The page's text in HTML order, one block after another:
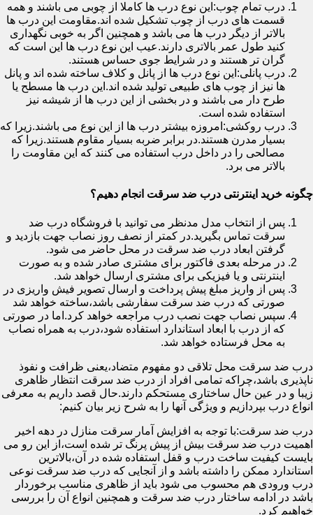
درب تمام چوب:این نوع درب ها کاملا از چوبی می باشند و همه
قسمت های درب از چوب تشکیل شده اند.مقاومت این درب ها
بالاتر از دیگر درب ها می باشد و همچنین اگر به خوبی نگهداری
کنید طول عمر بالاتری دارند.عیب این نوع درب ها این است که
گران تر هستند و در شرایط جوی حساس هستند.
درب پانلی:این نوع درب ها از پانل و کلاف ساخته شده اند و پانل
ها نیز از چوب های طبیعی تولید شده اند.این درب ها مسطح یا
طرح دار می باشند و در بخشی از این درب ها از شیشه نیز
استفاده شده است.
درب روکشی:امروزه بیشتر درب ها از این نوع می باشند.زیرا که
بسیار مدرن هستند.در برابر ضربه بسیار مقاوم هستند.زیرا که
مصالحی را در داخل درب استفاده می کنند که این مقاومت را
بالاتر می برد.
چگونه خرید اینترنتی درب ضد سرقت انجام دهیم؟
پس از انتخاب مدل مدنظر می توانید با فروشگاه درب ضد
سرقت تماس بگیرید.در کمتر از نصف روز نصاب جهت بازدید و
گرفتن ابعاد درب ضد سرقت در محل حاضر می شود.
در مرحله بعدی فاکتور برای مشتری صادر شده و به صورت
اینترنتی و یا فیزیکی برای مشتری ارسال خواهد شد.
پس از واریز مبلغ پیش پرداخت و ارسال تصویر فیش واریزی در
صورتی که درب ضد سرقت سفارشی باشد،ساخته خواهد شد
سپس نصاب جهت نصب درب مراجعه خواهد کرد.اما در صورتی
که از درب با ابعاد استاندارد استفاده شود،درب به همراه نصاب
به محل فرستاده خواهد شد.
درب ضد سرقت محل تلاقی دو مفهوم متضاد،یعنی ظرافت و نفوذ
ناپذیری باشد،چراکه تمامی افراد از درب ضد سرقت انتظار ظاهری
زیبا و در عین حال ساختاری مستحکم دارند.حال قصد داریم به معرفی
انواع درب بپردازیم و ویژگی آنها را به شرح زیر بیان کنیم:
درب ضد سرقت:با توجه به افزایش آمار سرقت منازل در دهه اخیر
اهمیت درب ضد سرقت بیش از پیش پرنگ تر شده است،از این رو می
بایست کیفیت ساخت درب و قفل استفاده شده در آن،بالاترین
استاندارد ممکن را داشته باشد و از آنجایی که درب ضد سرقت نوعی
درب ورودی هم محسوب می شود باید از ظاهری مناسب برخوردار
باشد در ادامه ساختار درب ضد سرقت و همچنین انواع آن را بررسی
خواهیم کرد.